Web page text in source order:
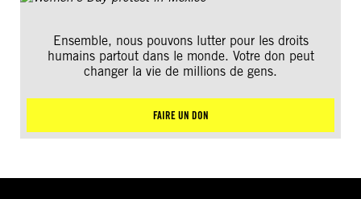
Ensemble, nous pouvons lutter pour les droits
humains partout dans le monde. Votre don peut
changer la vie de millions de gens.
FAIRE UN DON